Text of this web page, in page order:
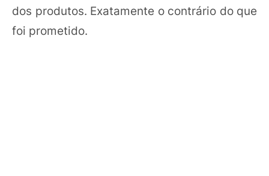
dos produtos. Exatamente o contrário do que
foi prometido.